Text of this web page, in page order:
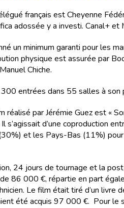
français est Cheyenne
adossée y a investi. Canal+
un minimum garanti pour les
physique est assurée par
Chiche.
entrées dans 55 salles à son
réalisé par Jérémie Guez est «
s’agissait d’une coproduction
et les Pays-Bas (11%)
24 jours de tournage et la
86 000 €, répartie en part
Le film était tiré d’un
été acquis 97 000 €. Pour le